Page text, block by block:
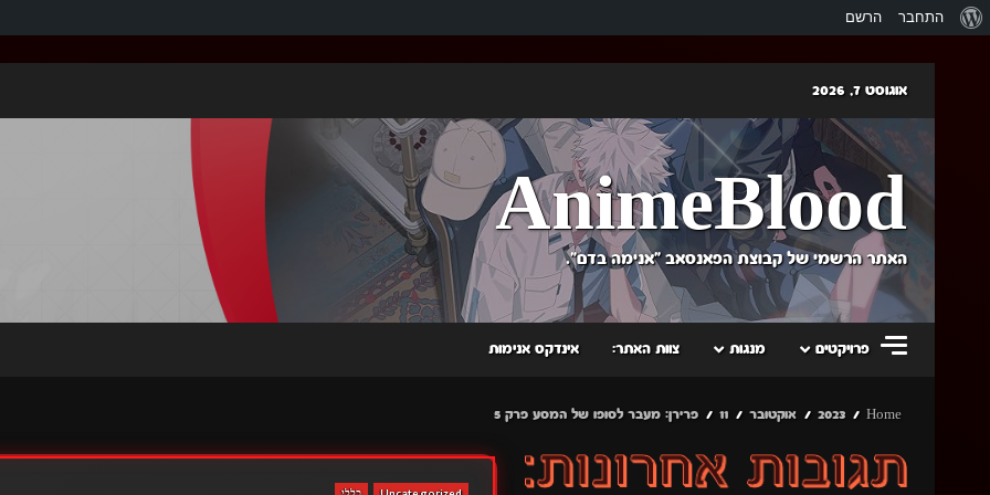
אודות
התחבר הרשם
content
אוגוסט 7, 2026
AnimeBlood
האתר הרשמי של קבוצת הפאנסאב "אנימה בדם".
פרויקטים מנגות צוות האתר: אינדקס אנימות
Home
2023 אוקטובר 11 פרירן: מעבר לסופו של המסע פרק 5